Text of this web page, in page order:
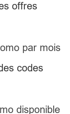
offres
par mois
codes
disponible